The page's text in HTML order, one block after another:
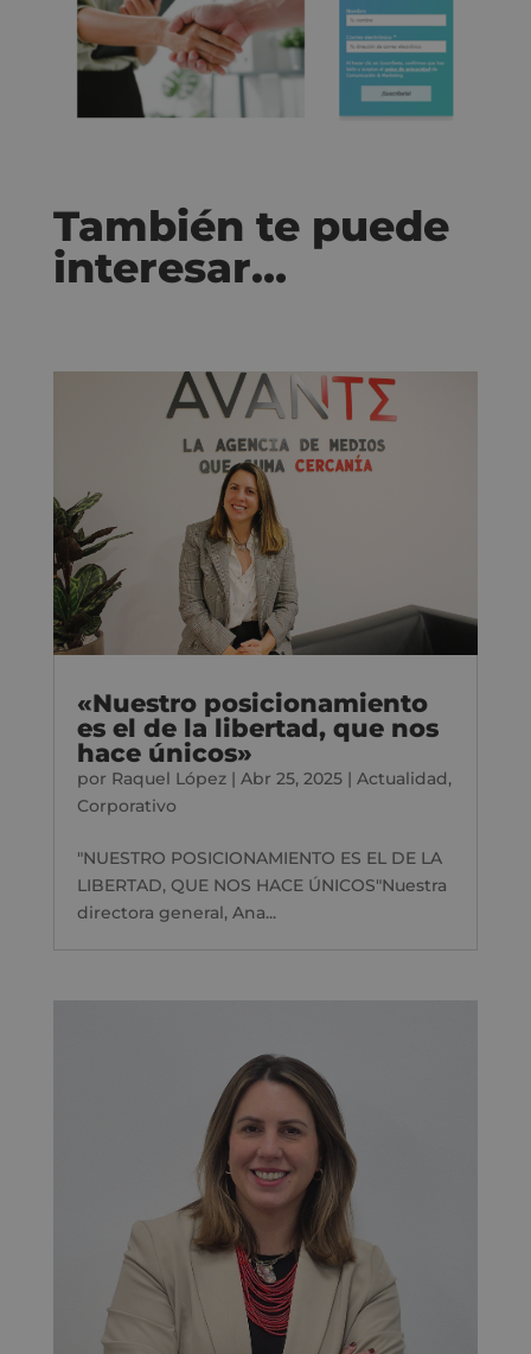
También te puede
interesar…
«Nuestro posicionamiento
es el de la libertad, que nos
hace únicos»
por Raquel López| Abr 25, 2025| Actualidad,
Corporativo
"NUESTRO POSICIONAMIENTO ES EL DE LA
LIBERTAD, QUE NOS HACE ÚNICOS"Nuestra
directora general, Ana...